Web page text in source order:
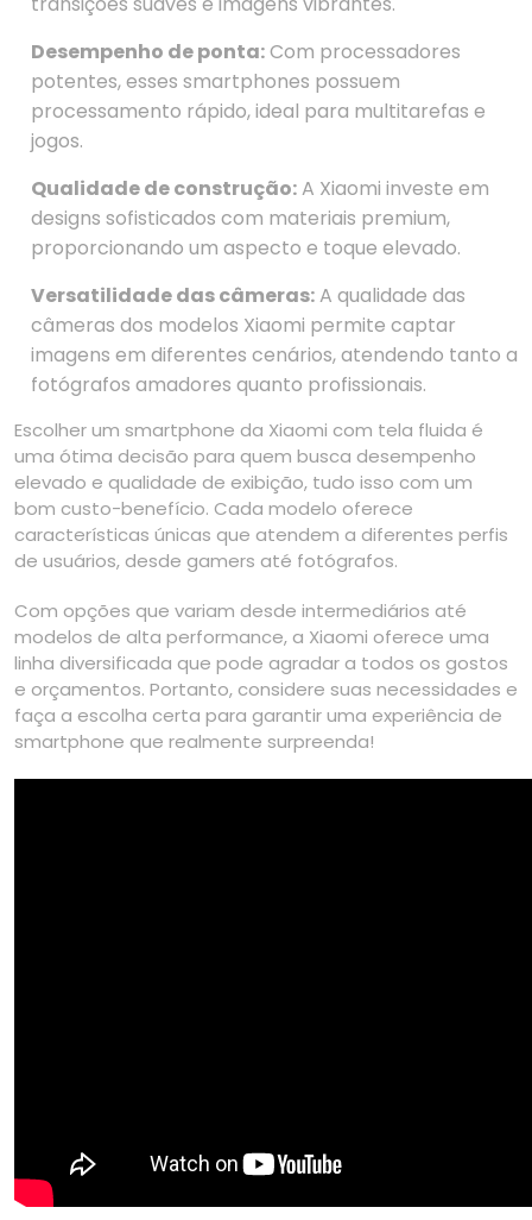
Desempenho de ponta:Com processadores
potentes, esses smartphones possuem
processamento rápido, ideal para multitarefas e
jogos.
Qualidade de construção:A Xiaomi investe em
designs sofisticados com materiais premium,
proporcionando um aspecto e toque elevado.
Versatilidade das câmeras:A qualidade das
câmeras dos modelos Xiaomi permite captar
imagens em diferentes cenários, atendendo tanto a
fotógrafos amadores quanto profissionais.
Escolher um smartphone da Xiaomi com tela fluida é
uma ótima decisão para quem busca desempenho
elevado e qualidade de exibição, tudo isso com um
bom custo-benefício. Cada modelo oferece
características únicas que atendem a diferentes perfis
de usuários, desde gamers até fotógrafos.
Com opções que variam desde intermediários até
modelos de alta performance, a Xiaomi oferece uma
linha diversificada que pode agradar a todos os gostos
e orçamentos. Portanto, considere suas necessidades e
faça a escolha certa para garantir uma experiência de
smartphone que realmente surpreenda!